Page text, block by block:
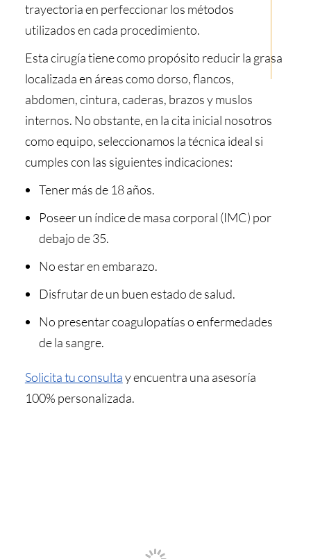
trayectoria en perfeccionar los métodos
utilizados en cada procedimiento.
Esta cirugía tiene como propósito reducir la grasa
localizada en áreas como dorso, flancos,
abdomen, cintura, caderas, brazos y muslos
internos. No obstante, en la cita inicial nosotros
como equipo, seleccionamos la técnica ideal si
cumples con las siguientes indicaciones:
Tener más de 18 años.
Poseer un índice de masa corporal (IMC) por
debajo de 35.
No estar en embarazo.
Disfrutar de un buen estado de salud.
No presentar coagulopatías o enfermedades
de la sangre.
Solicita tu consultay encuentra una asesoría
100% personalizada.